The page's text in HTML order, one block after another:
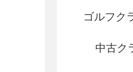
ゴルフク
中古ク